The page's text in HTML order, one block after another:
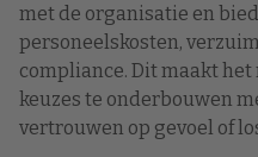
met de organisatie en
personeelskosten,
compliance. Dit maakt
keuzes te onderbouwen
vertrouwen op gevoel of